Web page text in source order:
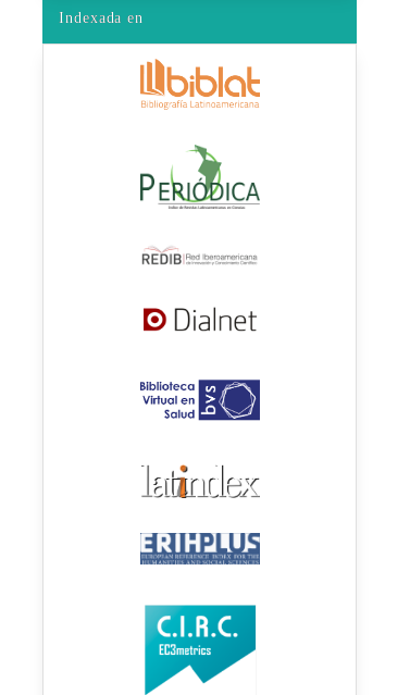
Indexada en